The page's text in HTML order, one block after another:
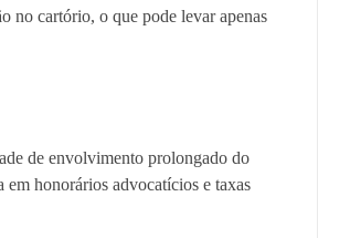
no cartório, o que pode levar apenas
de envolvimento prolongado do
honorários advocatícios e taxas